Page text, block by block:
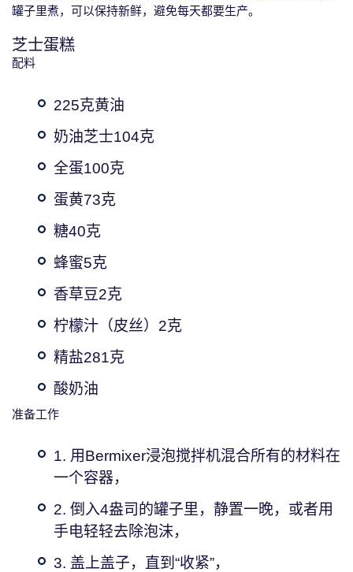
罐子里煮，可以保持新鲜，避免每天都要生产。
芝士蛋糕
配料
225克黄油
奶油芝士104克
全蛋100克
蛋黄73克
糖40克
蜂蜜5克
香草豆2克
柠檬汁（皮丝）2克
精盐281克
酸奶油
准备工作
1. 用Bermixer浸泡搅拌机混合所有的材料在
一个容器，
2. 倒入4盎司的罐子里，静置一晚，或者用
手电轻轻去除泡沫，
3. 盖上盖子，直到“收紧”，